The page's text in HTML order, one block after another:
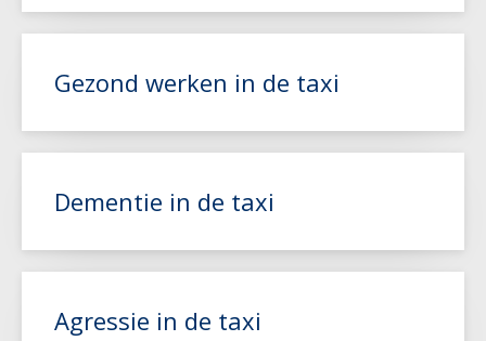
Lees meer
Gezond werken in de taxi
Lees meer
Dementie in de taxi
Agressie in de taxi